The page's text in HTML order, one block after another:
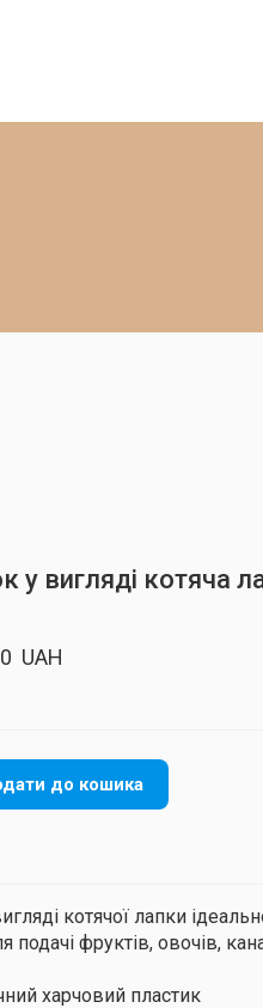
у вигляді котяча
UAH
до кошика
котячої лапки
подачі фруктів, овочів,
харчовий пластик